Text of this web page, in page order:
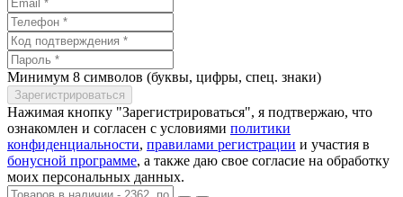
Минимум 8 символов (буквы, цифры, спец. знаки)
Нажимая кнопку "Зарегистрироваться", я подтвержаю, что
ознакомлен и согласен с условиями политики
конфиденциальности, правилами регистрации и участия в
бонусной программе, а также даю свое согласие на обработку
моих персональных данных.